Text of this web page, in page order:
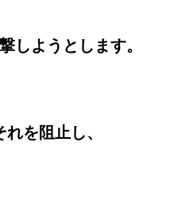
しようとします。
を阻止し、